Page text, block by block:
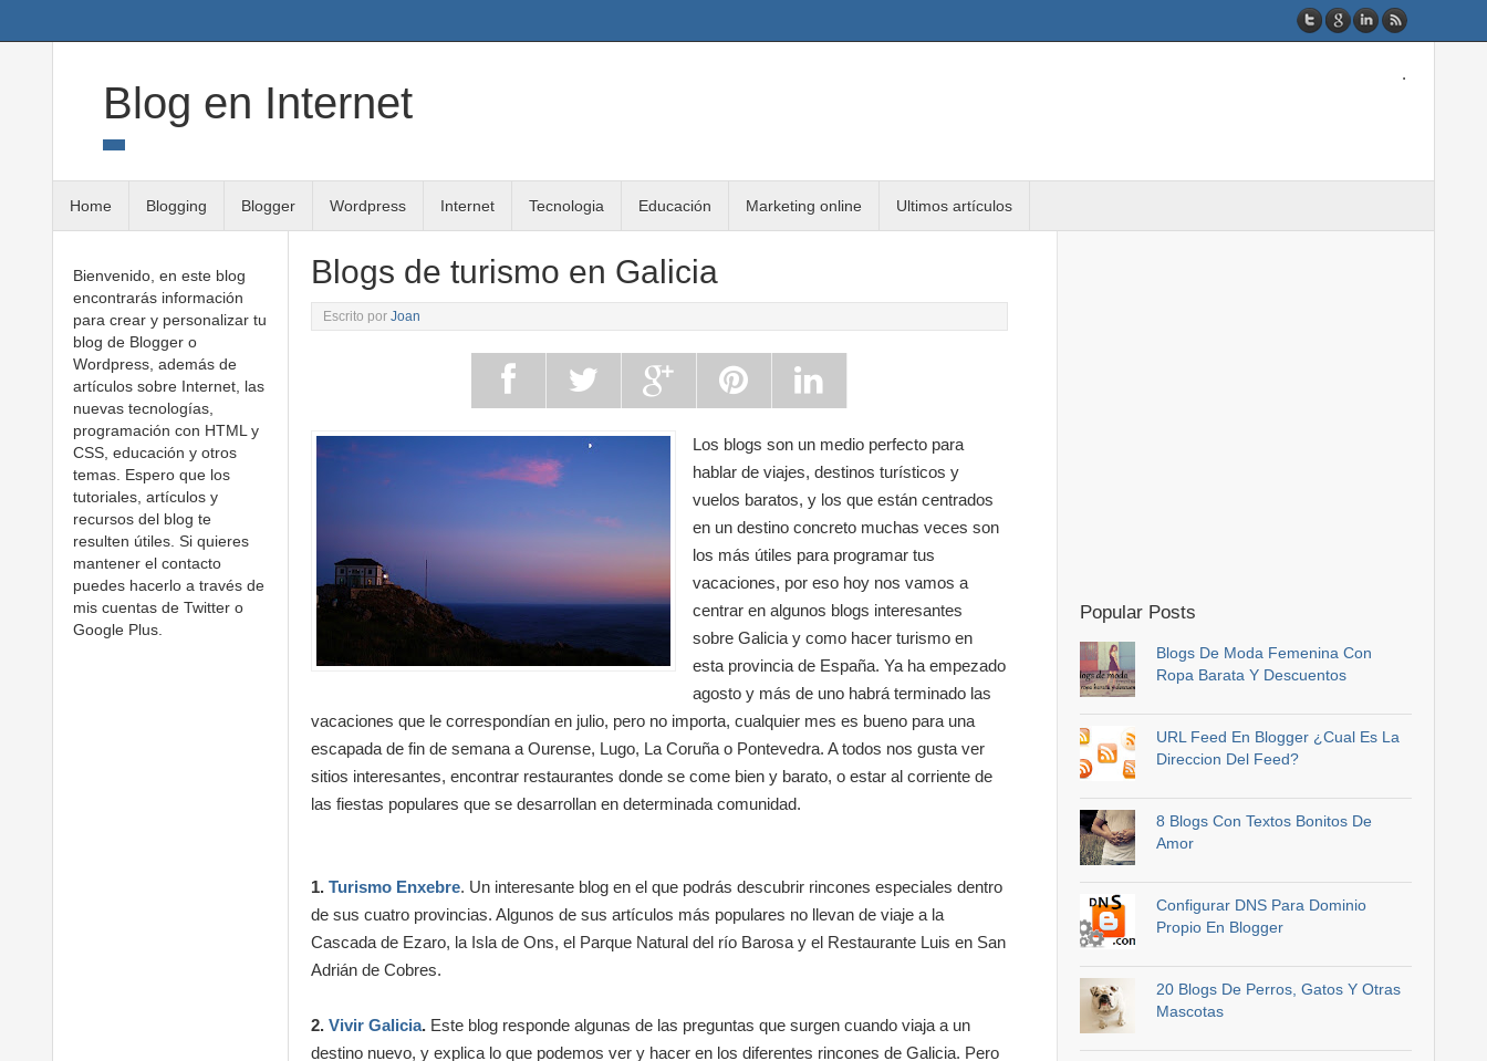
Blog en Internet
.
Home Blogging Blogger Wordpress Internet Tecnologia Educación Marketing online Ultimos artículos
Blogs de turismo en Galicia
Escrito porJoan
Los blogs son un medio perfecto para
hablar de viajes, destinos turísticos y
vuelos baratos, y los que están centrados
en un destino concreto muchas veces son
los más útiles para programar tus
vacaciones, por eso hoy nos vamos a
centrar en algunos blogs interesantes
sobre Galicia y como hacer turismo en
esta provincia de España. Ya ha empezado
agosto y más de uno habrá terminado las
vacaciones que le correspondían en julio, pero no importa, cualquier mes es bueno para una
escapada de fin de semana a Ourense, Lugo, La Coruña o Pontevedra. A todos nos gusta ver
sitios interesantes, encontrar restaurantes donde se come bien y barato, o estar al corriente de
las fiestas populares que se desarrollan en determinada comunidad.
1.Turismo Enxebre. Un interesante blog en el que podrás descubrir rincones especiales dentro
de sus cuatro provincias. Algunos de sus artículos más populares no llevan de viaje a la
Cascada de Ezaro, la Isla de Ons, el Parque Natural del río Barosa y el Restaurante Luis en San
Adrián de Cobres.
2.Vivir Galicia. Este blog responde algunas de las preguntas que surgen cuando viaja a un
destino nuevo, y explica lo que podemos ver y hacer en los diferentes rincones de Galicia. Pero
Bienvenido, en este blog
encontrarás información
para crear y personalizar tu
blog de Blogger o
Wordpress, además de
artículos sobre Internet, las
nuevas tecnologías,
programación con HTML y
CSS, educación y otros
temas. Espero que los
tutoriales, artículos y
recursos del blog te
resulten útiles. Si quieres
mantener el contacto
puedes hacerlo a través de
mis cuentas de Twitter o
Google Plus.
Popular Posts
Blogs De Moda Femenina Con
Ropa Barata Y Descuentos
URL Feed En Blogger ¿Cual Es La
Direccion Del Feed?
8 Blogs Con Textos Bonitos De
Amor
Configurar DNS Para Dominio
Propio En Blogger
20 Blogs De Perros, Gatos Y Otras
Mascotas